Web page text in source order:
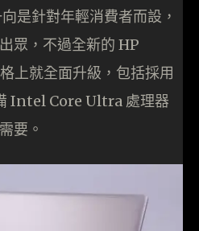
是針對年輕消費者而設，
眾，不過全新的 HP
上就全面升級，包括採用
Intel Core Ultra 處理器
要。